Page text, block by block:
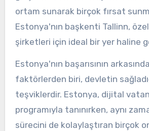
ortam sunarak birçok fırsat
Estonya'nın başkenti Tallinn,
şirketleri için ideal bir yer haline
Estonya'nın başarısının
faktörlerden biri, devletin
teşviklerdir. Estonya, dijital
programıyla tanınırken, aynı
sürecini de kolaylaştıran birçok